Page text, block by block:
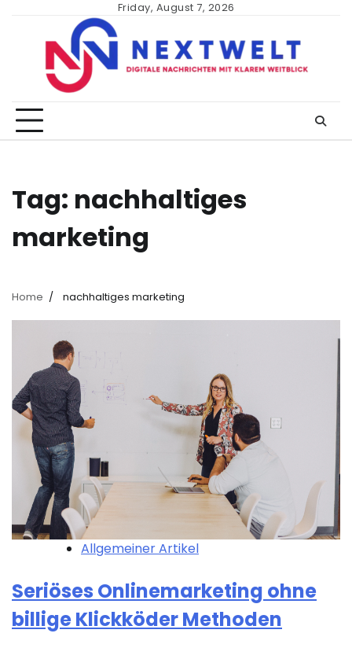
content
Friday, August 7, 2026
Tag: nachhaltiges
marketing
Home nachhaltiges marketing
Allgemeiner Artikel
Seriöses Onlinemarketing ohne
billige Klickköder Methoden